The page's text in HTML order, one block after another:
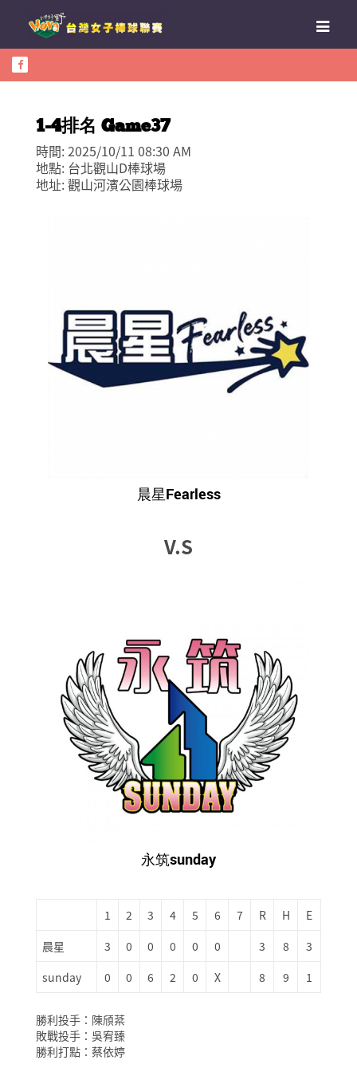
1-4排名 Game37
時間: 2025/10/11 08:30 AM
地點: 台北觀山D棒球場
地址: 觀山河濱公園棒球場
晨星Fearless
V.S
永筑sunday
1 2 3 4 5 6 7 R H
E
晨星
3 0 0 0 0 0 3 8
3
sunday
0 0 6 2 0 X 8 9 1
勝利投手：陳頎棻
敗戰投手：吳宥臻
勝利打點：蔡依婷